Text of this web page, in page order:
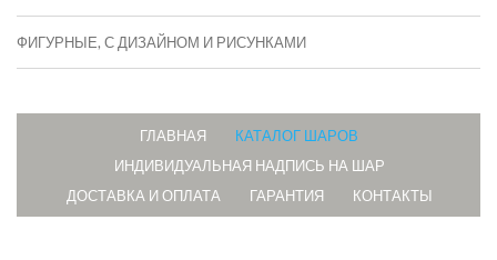
ФИГУРНЫЕ, С ДИЗАЙНОМ И РИСУНКАМИ
ГЛАВНАЯ
КАТАЛОГ ШАРОВ
ИНДИВИДУАЛЬНАЯ НАДПИСЬ НА ШАР
ДОСТАВКА И ОПЛАТА
ГАРАНТИЯ КОНТАКТЫ